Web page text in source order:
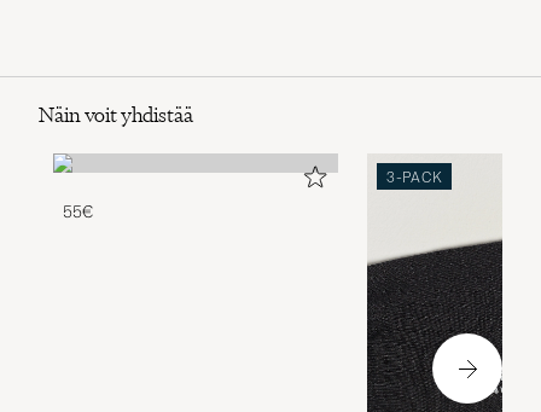
Näin voit yhdistää
55€
3-PACK